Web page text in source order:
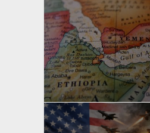
yazan
Bahri Ak